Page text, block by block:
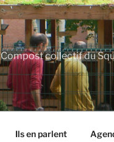
Compost collectif du
Ils en parlent